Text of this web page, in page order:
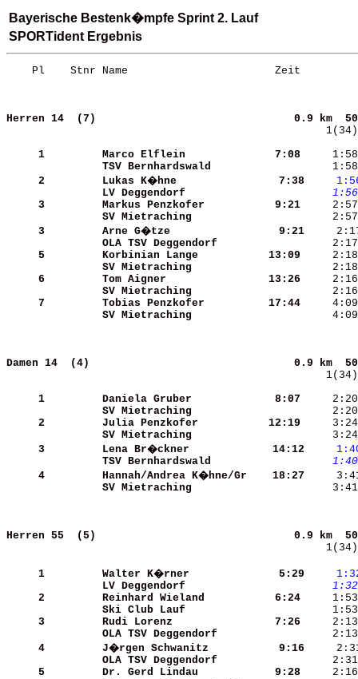
Bayerische Bestenk�mpfe Sprint 2. Lauf
SPORTident Ergebnis
Pl    Stnr
Herren 14  (7)
0.9
     1
Marco Elflein
    7:08
TSV Bernhardswald
     2
Lukas K�hne
    7:38
LV Deggendorf
    1:56
     3
Markus Penzkofer
    9:21
SV Mietraching
     3
Arne G�tze
    9:21
OLA TSV Deggendorf
     5
Korbinian Lange
   13:09
SV Mietraching
     6
Tom Aigner
   13:26
SV Mietraching
     7
Tobias Penzkofer
   17:44
SV Mietraching
Damen 14  (4)
0.9
     1
Daniela Gruber
    8:07
SV Mietraching
     2
Julia Penzkofer
   12:19
SV Mietraching
     3
Lena Br�ckner
   14:12
TSV Bernhardswald
    1:40
     4
Hannah/Andrea K�hne/Gr
   18:27
SV Mietraching
Herren 55  (5)
0.9
     1
Walter K�rner
    5:29
LV Deggendorf
    1:32
     2
Reinhard Wieland
    6:24
Ski Club Lauf
     3
Rudi Lorenz
    7:26
OLA TSV Deggendorf
     4
J�rgen Schwanitz
    9:16
OLA TSV Deggendorf
     5
Dr. Gerd Lindau
    9:28